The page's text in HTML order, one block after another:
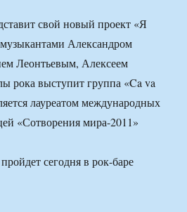
свой новый проект «Я
Александром
Леонтьевым, Алексеем
рока выступит группа «Ca va
лауреатом международных
«Сотворения мира-2011»
сегодня в рок-баре